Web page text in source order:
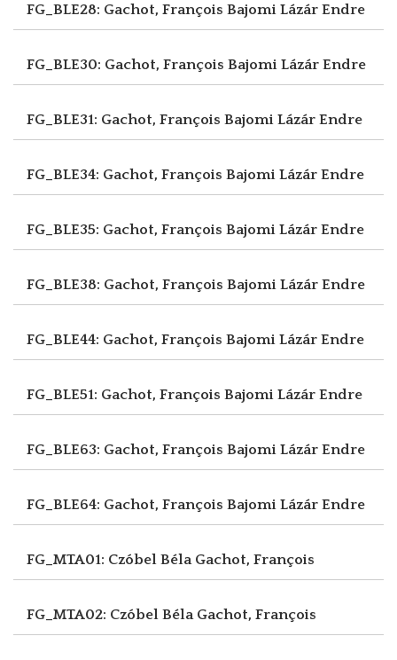
FG_BLE28: Gachot, François Bajomi Lázár Endre
FG_BLE30: Gachot, François Bajomi Lázár Endre
FG_BLE31: Gachot, François Bajomi Lázár Endre
FG_BLE34: Gachot, François Bajomi Lázár Endre
FG_BLE35: Gachot, François Bajomi Lázár Endre
FG_BLE38: Gachot, François Bajomi Lázár Endre
FG_BLE44: Gachot, François Bajomi Lázár Endre
FG_BLE51: Gachot, François Bajomi Lázár Endre
FG_BLE63: Gachot, François Bajomi Lázár Endre
FG_BLE64: Gachot, François Bajomi Lázár Endre
FG_MTA01: Czóbel Béla Gachot, François
FG_MTA02: Czóbel Béla Gachot, François